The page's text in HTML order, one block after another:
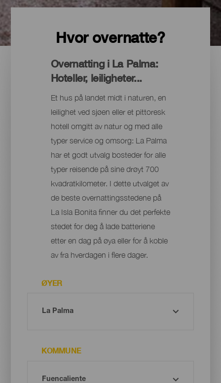
Hvor overnatte?
Overnatting i La Palma:
Hoteller, leiligheter...
Et hus på landet midt i naturen, en
leilighet ved sjøen eller et pittoresk
hotell omgitt av natur og med alle
typer service og omsorg: La Palma
har et godt utvalg bosteder for alle
typer reisende på sine drøyt 700
kvadratkilometer. I dette utvalget av
de beste overnattingsstedene på
La Isla Bonita finner du det perfekte
stedet for deg å lade batteriene
etter en dag på øya eller for å koble
av fra hverdagen i flere dager.
ØYER
KOMMUNE